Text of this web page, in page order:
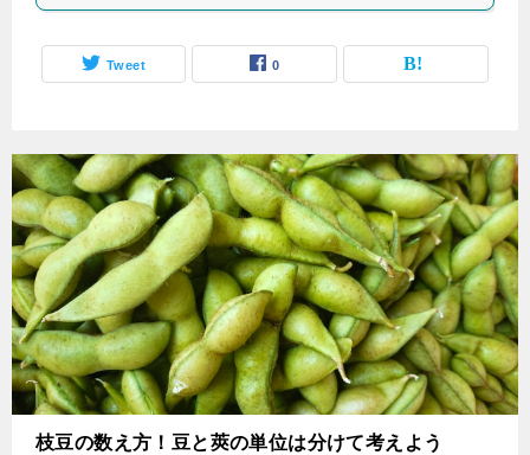
Tweet 0
枝豆の数え方！豆と莢の単位は分けて考えよう